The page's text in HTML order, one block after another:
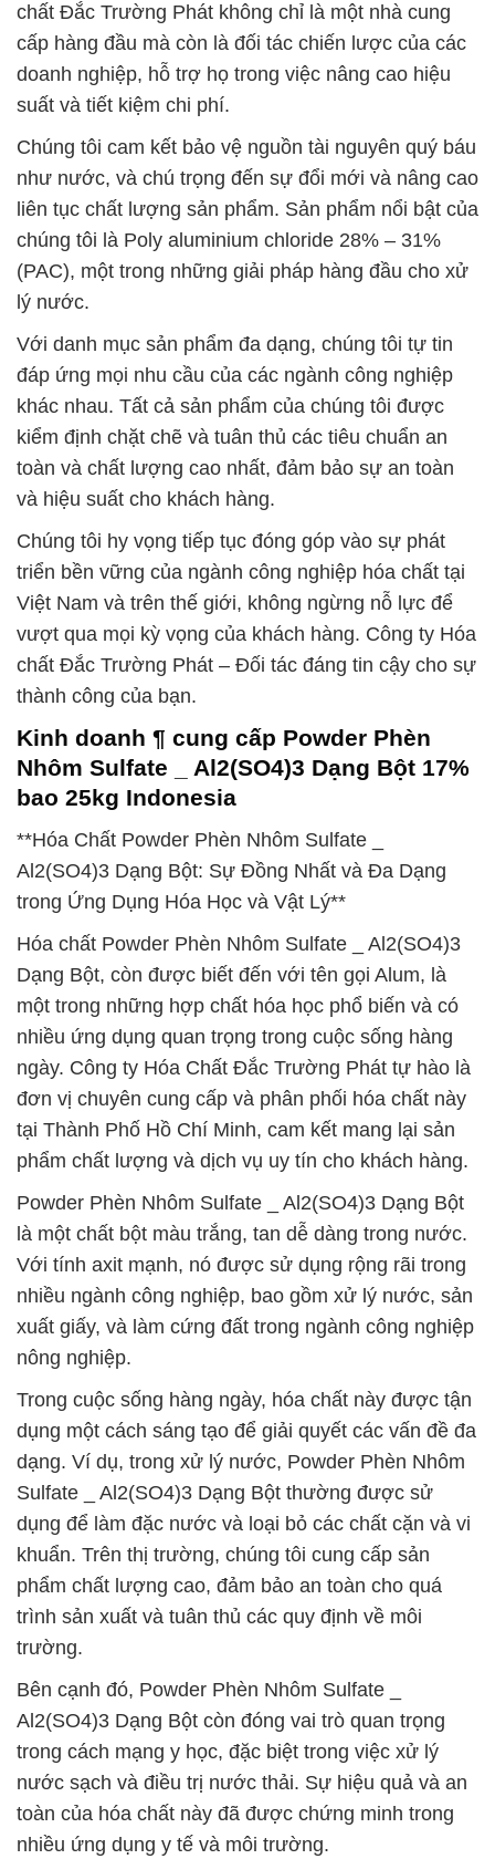
chất Đắc Trường Phát không chỉ là một nhà cung
cấp hàng đầu mà còn là đối tác chiến lược của các
doanh nghiệp, hỗ trợ họ trong việc nâng cao hiệu
suất và tiết kiệm chi phí.
Chúng tôi cam kết bảo vệ nguồn tài nguyên quý báu
như nước, và chú trọng đến sự đổi mới và nâng cao
liên tục chất lượng sản phẩm. Sản phẩm nổi bật của
chúng tôi là Poly aluminium chloride 28% – 31%
(PAC), một trong những giải pháp hàng đầu cho xử
lý nước.
Với danh mục sản phẩm đa dạng, chúng tôi tự tin
đáp ứng mọi nhu cầu của các ngành công nghiệp
khác nhau. Tất cả sản phẩm của chúng tôi được
kiểm định chặt chẽ và tuân thủ các tiêu chuẩn an
toàn và chất lượng cao nhất, đảm bảo sự an toàn
và hiệu suất cho khách hàng.
Chúng tôi hy vọng tiếp tục đóng góp vào sự phát
triển bền vững của ngành công nghiệp hóa chất tại
Việt Nam và trên thế giới, không ngừng nỗ lực để
vượt qua mọi kỳ vọng của khách hàng. Công ty Hóa
chất Đắc Trường Phát – Đối tác đáng tin cậy cho sự
thành công của bạn.
Kinh doanh ¶ cung cấp Powder Phèn
Nhôm Sulfate _ Al2(SO4)3 Dạng Bột 17%
bao 25kg Indonesia
**Hóa Chất Powder Phèn Nhôm Sulfate _
Al2(SO4)3 Dạng Bột: Sự Đồng Nhất và Đa Dạng
trong Ứng Dụng Hóa Học và Vật Lý**
Hóa chất Powder Phèn Nhôm Sulfate _ Al2(SO4)3
Dạng Bột, còn được biết đến với tên gọi Alum, là
một trong những hợp chất hóa học phổ biến và có
nhiều ứng dụng quan trọng trong cuộc sống hàng
ngày. Công ty Hóa Chất Đắc Trường Phát tự hào là
đơn vị chuyên cung cấp và phân phối hóa chất này
tại Thành Phố Hồ Chí Minh, cam kết mang lại sản
phẩm chất lượng và dịch vụ uy tín cho khách hàng.
Powder Phèn Nhôm Sulfate _ Al2(SO4)3 Dạng Bột
là một chất bột màu trắng, tan dễ dàng trong nước.
Với tính axit mạnh, nó được sử dụng rộng rãi trong
nhiều ngành công nghiệp, bao gồm xử lý nước, sản
xuất giấy, và làm cứng đất trong ngành công nghiệp
nông nghiệp.
Trong cuộc sống hàng ngày, hóa chất này được tận
dụng một cách sáng tạo để giải quyết các vấn đề đa
dạng. Ví dụ, trong xử lý nước, Powder Phèn Nhôm
Sulfate _ Al2(SO4)3 Dạng Bột thường được sử
dụng để làm đặc nước và loại bỏ các chất cặn và vi
khuẩn. Trên thị trường, chúng tôi cung cấp sản
phẩm chất lượng cao, đảm bảo an toàn cho quá
trình sản xuất và tuân thủ các quy định về môi
trường.
Bên cạnh đó, Powder Phèn Nhôm Sulfate _
Al2(SO4)3 Dạng Bột còn đóng vai trò quan trọng
trong cách mạng y học, đặc biệt trong việc xử lý
nước sạch và điều trị nước thải. Sự hiệu quả và an
toàn của hóa chất này đã được chứng minh trong
nhiều ứng dụng y tế và môi trường.